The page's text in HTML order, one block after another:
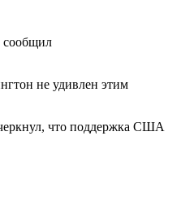
сообщил
не удивлен этим
что поддержка США